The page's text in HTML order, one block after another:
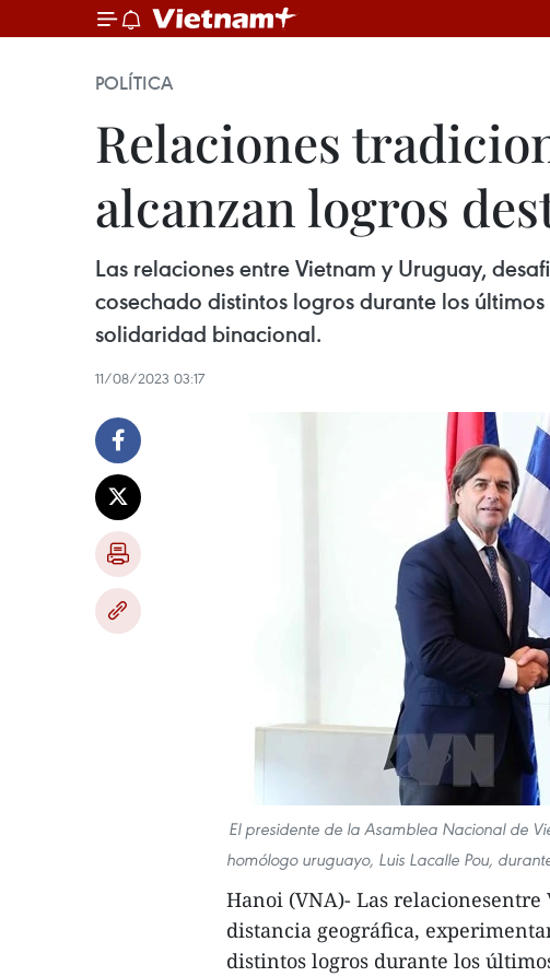
POLÍTICA
Relaciones
alcanzan logros
Las relaciones entre Vietnam y Uruguay,
cosechado distintos logros durante los
solidaridad binacional.
11/08/2023 03:17
El presidente de la Asamblea Nacional de
homólogo uruguayo, Luis Lacalle Pou,
Hanoi (VNA)- Las
distancia geográfica,
distintos logros durante los